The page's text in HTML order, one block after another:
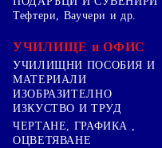
Тефтери, Ваучери и др.
УЧИЛИЩЕ и ОФИС
УЧИЛИЩНИ ПОСОБИЯ И
МАТЕРИАЛИ
ИЗОБРАЗИТЕЛНО
ИЗКУСТВО И ТРУД
ЧЕРТАНЕ, ГРАФИКА ,
ОЦВЕТЯВАНЕ